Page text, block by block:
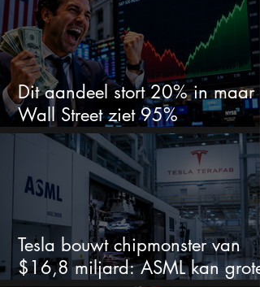
Dit aandeel stort 20% in maar
Wall Street ziet 95%
koerspotentieel
Tesla bouwt chipmonster van
$16,8 miljard: ASML kan grote